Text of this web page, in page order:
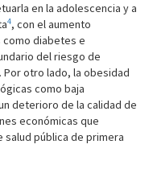
en la adolescencia y a
4, con el aumento
diabetes e
del riesgo de
. Por otro lado, la obesidad
como baja
deterioro de la calidad de
económicas que
salud pública de primera